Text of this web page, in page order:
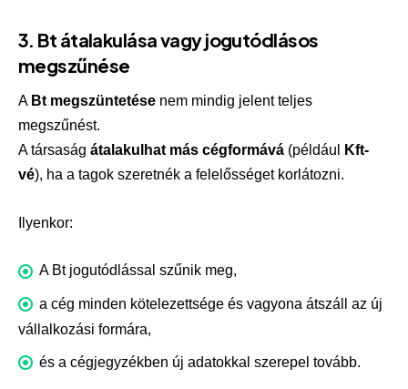
3. Bt átalakulása vagy jogutódlásos
megszűnése
A Bt megszüntetése nem mindig jelent teljes
megszűnést.
A társaság átalakulhat más cégformává (például
Kft-
vé), ha a tagok szeretnék a felelősséget korlátozni.
Ilyenkor:
A Bt jogutódlással szűnik meg,
a cég minden kötelezettsége és vagyona átszáll az új
vállalkozási formára,
és a cégjegyzékben új adatokkal szerepel tovább.